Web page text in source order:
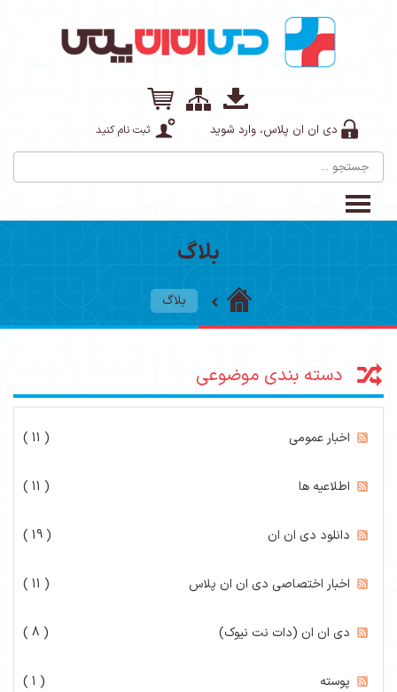
دی ان ان پلاس، وارد شوید ثبت نام کنید
بلاگ
بلاگ
دسته بندی موضوعی
اخبار عمومی ( 11 )
اطلاعیه ها ( 11 )
دانلود دی ان ان ( 19 )
اخبار اختصاصی دی ان ان پلاس ( 11 )
دی ان ان (دات نت نیوک) ( 8 )
پوسته ( 1 )